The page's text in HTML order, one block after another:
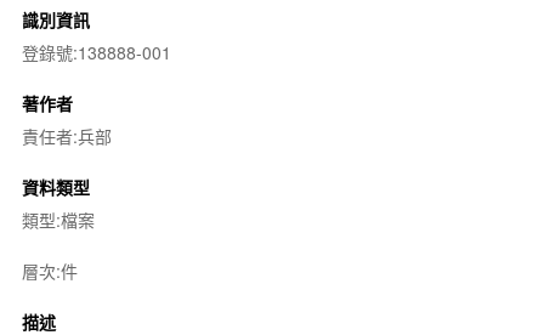
識別資訊
登錄號:138888-001
著作者
責任者:兵部
資料類型
類型:檔案
層次:件
描述